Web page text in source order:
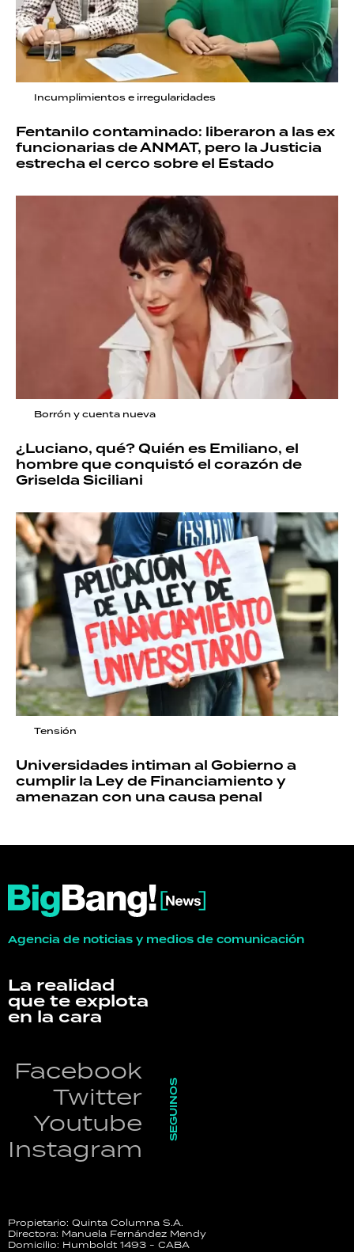
Incumplimientos e irregularidades
Fentanilo contaminado: liberaron a las ex
funcionarias de ANMAT, pero la Justicia
estrecha el cerco sobre el Estado
Borrón y cuenta nueva
¿Luciano, qué? Quién es Emiliano, el
hombre que conquistó el corazón de
Griselda Siciliani
Tensión
Universidades intiman al Gobierno a
cumplir la Ley de Financiamiento y
amenazan con una causa penal
Agencia de noticias y medios de comunicación
La realidad
que te explota
en la cara
Facebook
Twitter
Youtube
Instagram
SEGUINOS
Propietario: Quinta Columna S.A.
Directora: Manuela Fernández Mendy
Domicilio: Humboldt 1493 - CABA